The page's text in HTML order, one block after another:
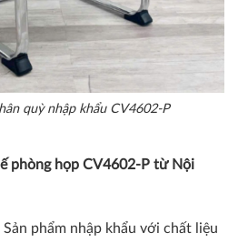
quỳ nhập khẩu CV4602-P
phòng họp CV4602-P từ Nội
Sản phẩm nhập khẩu với chất liệu